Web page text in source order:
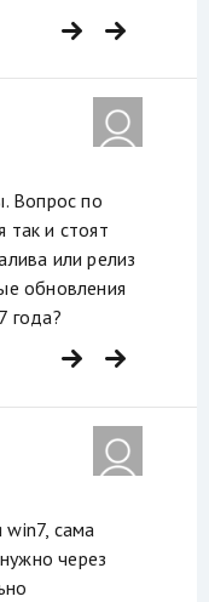
Вопрос по
так и стоят
или релиз
обновления
года?
win7, сама
через